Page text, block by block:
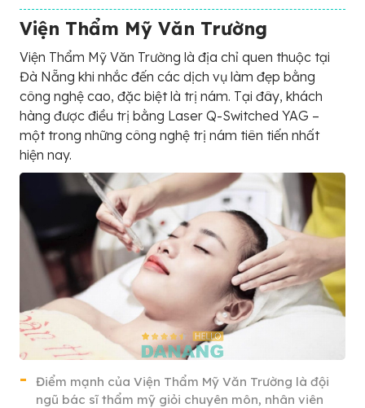
Viện Thẩm Mỹ Văn Trường
Viện Thẩm Mỹ Văn Trường là địa chỉ quen thuộc tại
Đà Nẵng khi nhắc đến các dịch vụ làm đẹp bằng
công nghệ cao, đặc biệt là trị nám. Tại đây, khách
hàng được điều trị bằng Laser Q-Switched YAG –
một trong những công nghệ trị nám tiên tiến nhất
hiện nay.
Điểm mạnh của Viện Thẩm Mỹ Văn Trường là đội
ngũ bác sĩ thẩm mỹ giỏi chuyên môn, nhân viên